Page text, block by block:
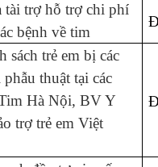
tài trợ hỗ trợ chi phí
bệnh về tim
sách trẻ em bị các
thuật tại các
Hà Nội, BV Y
trợ trẻ em Việt